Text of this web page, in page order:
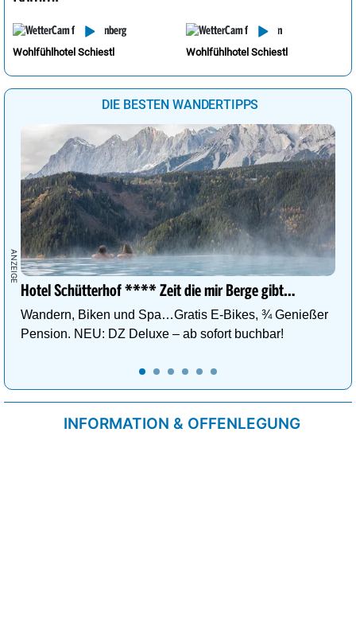
Wohlfühlhotel Schiestl Wohlfühlhotel Schiestl
DIE BESTEN WANDERTIPPS
Hotel Schütterhof **** Zeit die mir Berge gibt…
Wandern, Biken und Spa…Gratis E-Bikes, ¾ Genießer
Pension. NEU: DZ Deluxe – ab sofort buchbar!
INFORMATION & OFFENLEGUNG